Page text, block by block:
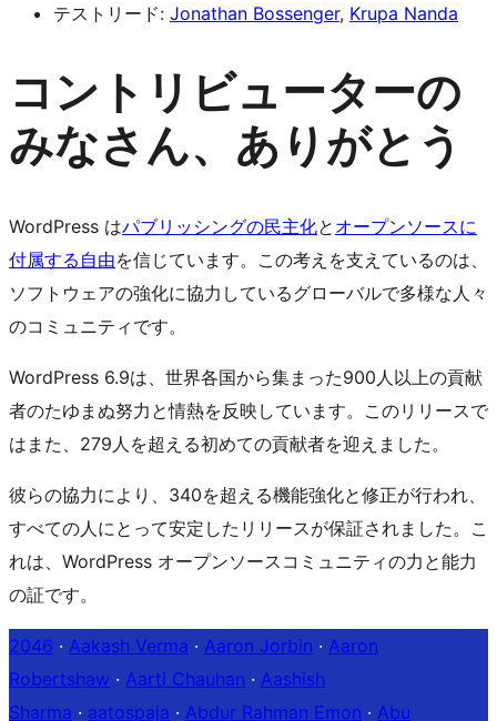
テストリード: Jonathan Bossenger, Krupa Nanda
コントリビューターの
みなさん、ありがとう
WordPress はパブリッシングの民主化と オープンソースに
付属する自由を信じています。この考えを支えているのは、
ソフトウェアの強化に協力しているグローバルで多様な人々
のコミュニティです。
WordPress 6.9は、世界各国から集まった900人以上の貢献
者のたゆまぬ努力と情熱を反映しています。このリリースで
はまた、279人を超える初めての貢献者を迎えました。
彼らの協力により、340を超える機能強化と修正が行われ、
すべての人にとって安定したリリースが保証されました。こ
れは、WordPress オープンソースコミュニティの力と能力
の証です。
2046 · Aakash Verma · Aaron Jorbin · Aaron
Robertshaw · Aarti Chauhan · Aashish
Sharma · aatospaja · Abdur Rahman Emon · Abu